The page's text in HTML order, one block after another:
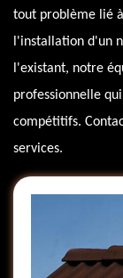
tout problème lié
l'installation d'un
l'existant, notre
professionnelle
compétitifs.
services.